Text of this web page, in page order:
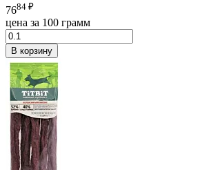
7684 ₽
цена за 100 грамм
В корзину